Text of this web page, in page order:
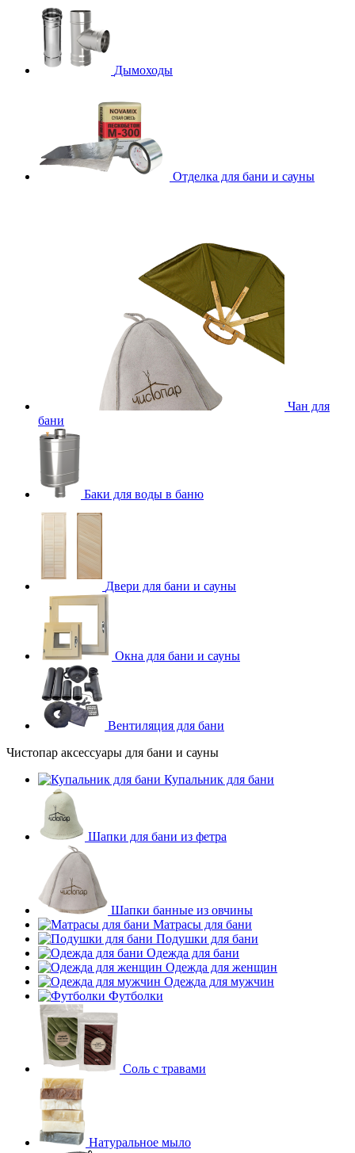
Дымоходы
Отделка для бани и сауны
Чан для
бани
Баки для воды в баню
Двери для бани и сауны
Окна для бани и сауны
Вентиляция для бани
Чистопар аксессуары для бани и сауны
Купальник для бани
Шапки для бани из фетра
Шапки банные из овчины
Матрасы для бани
Подушки для бани
Одежда для бани
Одежда для женщин
Одежда для мужчин
Футболки
Соль с травами
Натуральное мыло